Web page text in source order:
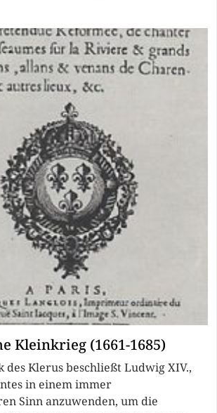
Kleinkrieg (1661-1685)
des Klerus beschließt Ludwig XIV.,
in einem immer
Sinn anzuwenden, um die